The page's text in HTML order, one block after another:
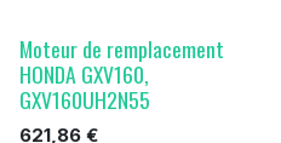
Moteur de remplacement
HONDA GXV160,
GXV160UH2N55
621,86€